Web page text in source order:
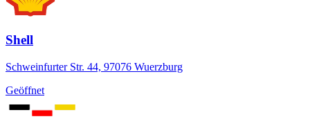
Shell
Schweinfurter Str. 44, 97076 Wuerzburg
Geöffnet